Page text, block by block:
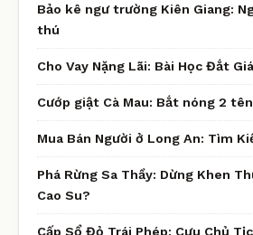
Bảo kê ngư trường Kiên Giang:
thú
Cho Vay Nặng Lãi: Bài Học Đắt
Cướp giật Cà Mau: Bắt nóng 2
Mua Bán Người ở Long An: Tìm
Phá Rừng Sa Thầy: Dừng Khen
Cao Su?
Cấp Sổ Đỏ Trái Phép: Cựu Chủ